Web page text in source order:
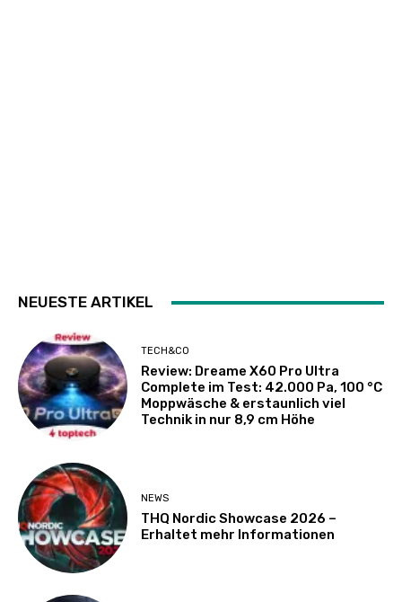
NEUESTE ARTIKEL
TECH&CO
Review: Dreame X60 Pro Ultra
Complete im Test: 42.000 Pa, 100 °C
Moppwäsche & erstaunlich viel
Technik in nur 8,9 cm Höhe
NEWS
THQ Nordic Showcase 2026 –
Erhaltet mehr Informationen